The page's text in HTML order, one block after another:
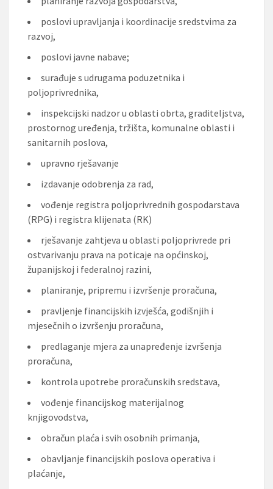
poslovi upravljanja i koordinacije sredstvima za
razvoj,
poslovi javne nabave;
surađuje s udrugama poduzetnika i
poljoprivrednika,
inspekcijski nadzor u oblasti obrta, graditeljstva,
prostornog uređenja, tržišta, komunalne oblasti i
sanitarnih poslova,
upravno rješavanje
izdavanje odobrenja za rad,
vođenje registra poljoprivrednih gospodarstava
(RPG) i registra klijenata (RK)
rješavanje zahtjeva u oblasti poljoprivrede pri
ostvarivanju prava na poticaje na općinskoj,
županijskoj i federalnoj razini,
planiranje, pripremu i izvršenje proračuna,
pravljenje financijskih izvješća, godišnjih i
mjesečnih o izvršenju proračuna,
predlaganje mjera za unapređenje izvršenja
proračuna,
kontrola upotrebe proračunskih sredstava,
vođenje financijskog materijalnog
knjigovodstva,
obračun plaća i svih osobnih primanja,
obavljanje financijskih poslova operativa i
plaćanje,